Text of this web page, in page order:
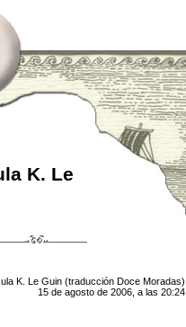
K. Le
K. Le Guin (traducción Doce Moradas)
15 de agosto de 2006, a las 20:24